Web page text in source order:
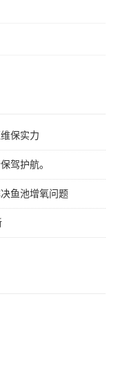
保实力
驾护航。
鱼池增氧问题